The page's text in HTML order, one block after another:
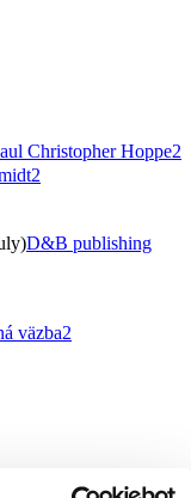
Christopher Hoppe2
2
D&B publishing
väzba2